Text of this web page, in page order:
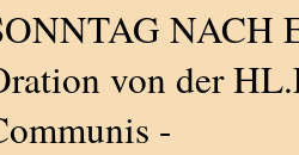
NACH
von der
-